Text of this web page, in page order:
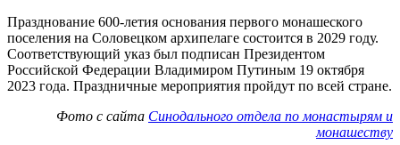
Празднование 600-летия основания первого монашеского
поселения на Соловецком архипелаге состоится в 2029 году.
Соответствующий указ был подписан Президентом
Российской Федерации Владимиром Путиным 19 октября
2023 года. Праздничные мероприятия пройдут по всей стране.
Фото с сайта Синодального отдела по монастырям и
монашеству